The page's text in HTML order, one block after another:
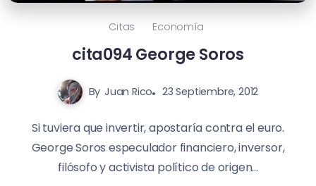
Citas Economía
cita094 George Soros
By Juan Rico 23 Septiembre, 2012
Si tuviera que invertir, apostaría contra el euro.
George Soros especulador financiero, inversor,
filósofo y activista político de origen...